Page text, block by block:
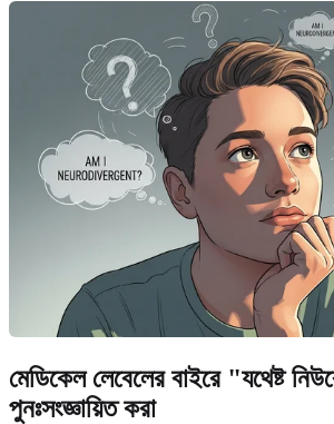
মেডিকেল লেবেলের বাইরে "যথেষ্ট
পুনঃসংজ্ঞায়িত করা